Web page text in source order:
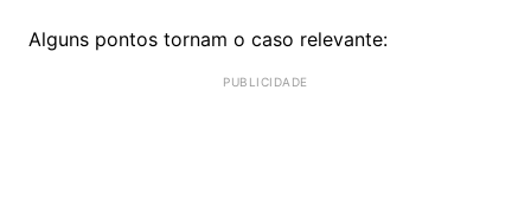
Alguns pontos tornam o caso relevante: